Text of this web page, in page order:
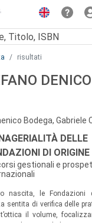
risultati
Bodega, Gabriele
DELLE
DI
gestionali e
nascita, le Fondazioni
sentita di verifica delle
il volume,